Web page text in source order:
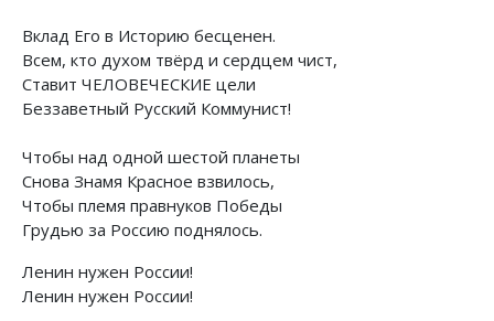
Вклад Его в Историю бесценен.
Всем, кто духом твёрд и сердцем чист,
Ставит ЧЕЛОВЕЧЕСКИЕ цели
Беззаветный Русский Коммунист!
Чтобы над одной шестой планеты
Снова Знамя Красное взвилось,
Чтобы племя правнуков Победы
Грудью за Россию поднялось.
Ленин нужен России!
Ленин нужен России!